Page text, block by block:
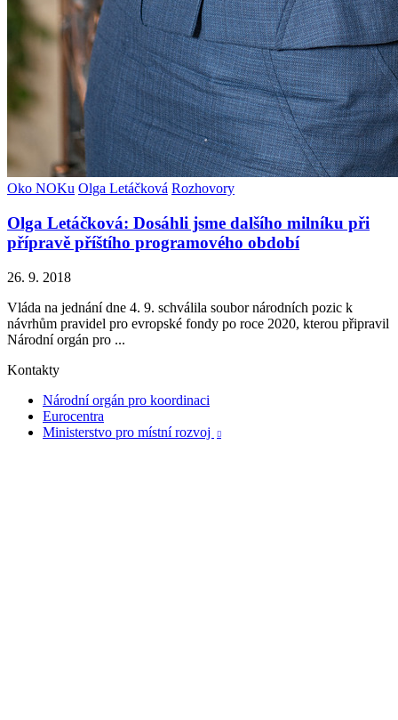
Oko NOKu Olga Letáčková Rozhovory
Olga Letáčková: Dosáhli jsme dalšího milníku při
přípravě příštího programového období
26. 9. 2018
Vláda na jednání dne 4. 9. schválila soubor národních pozic k
návrhům pravidel pro evropské fondy po roce 2020, kterou připravil
Národní orgán pro ...
Kontakty
Národní orgán pro koordinaci
Eurocentra
Ministerstvo pro místní rozvoj
